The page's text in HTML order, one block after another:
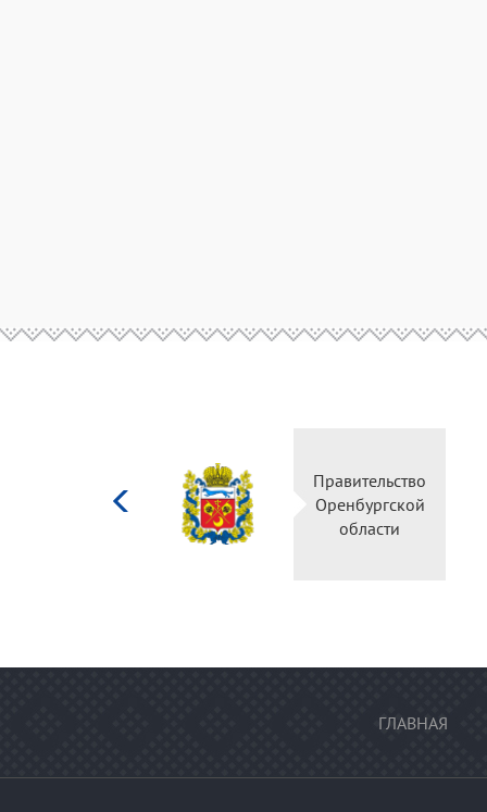
Министерство
культуры
Российской
федерации
ГЛАВНАЯ